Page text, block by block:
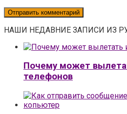
НАШИ НЕДАВНИЕ ЗАПИСИ ИЗ
Почему может
телефонов